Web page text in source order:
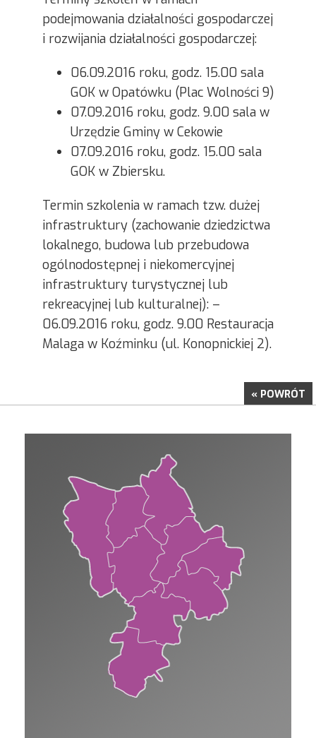
podejmowania działalności gospodarczej
i rozwijania działalności gospodarczej:
06.09.2016 roku, godz. 15.00 sala
GOK w Opatówku (Plac Wolności 9)
07.09.2016 roku, godz. 9.00 sala w
Urzędzie Gminy w Cekowie
07.09.2016 roku, godz. 15.00 sala
GOK w Zbiersku.
Termin szkolenia w ramach tzw. dużej
infrastruktury (zachowanie dziedzictwa
lokalnego, budowa lub przebudowa
ogólnodostępnej i niekomercyjnej
infrastruktury turystycznej lub
rekreacyjnej lub kulturalnej): –
06.09.2016 roku, godz. 9.00 Restauracja
Malaga w Koźminku (ul. Konopnickiej 2).
« POWRÓT